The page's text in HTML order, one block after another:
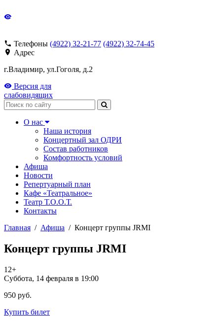
Телефоны (4922) 32-21-77 (4922) 32-74-45
Адрес
г.Владимир, ул.Гоголя, д.2
Версия для
слабовидящих
Поиск
О нас
Наша история
Концертный зал ОДРИ
Состав работников
Комфортность условий
Афиша
Новости
Репертуарный план
Кафе «Театральное»
Театр Т.О.О.Т.
Контакты
Главная / Афиша / Концерт группы JRMI
Концерт группы JRMI
12+
Суббота, 14 февраля в 19:00
950 руб.
Купить билет